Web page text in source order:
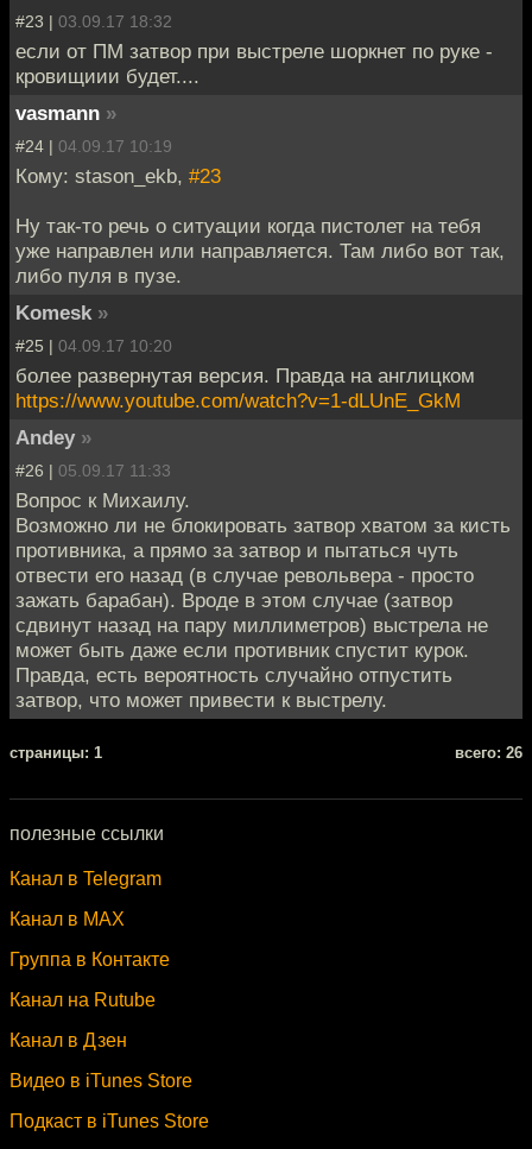
#23 | 03.09.17 18:32
если от ПМ затвор при выстреле шоркнет по руке -
кровищиии будет....
vasmann »
#24 | 04.09.17 10:19
Кому: stason_ekb, #23
Ну так-то речь о ситуации когда пистолет на тебя
уже направлен или направляется. Там либо вот так,
либо пуля в пузе.
Komesk »
#25 | 04.09.17 10:20
более развернутая версия. Правда на англицком
https://www.youtube.com/watch?v=1-dLUnE_GkM
Andey »
#26 | 05.09.17 11:33
Вопрос к Михаилу.
Возможно ли не блокировать затвор хватом за кисть
противника, а прямо за затвор и пытаться чуть
отвести его назад (в случае револьвера - просто
зажать барабан). Вроде в этом случае (затвор
сдвинут назад на пару миллиметров) выстрела не
может быть даже если противник спустит курок.
Правда, есть вероятность случайно отпустить
затвор, что может привести к выстрелу.
cтраницы: 1 всего: 26
полезные ссылки
Канал в Telegram
Канал в MAX
Группа в Контакте
Канал на Rutube
Канал в Дзен
Видео в iTunes Store
Подкаст в iTunes Store